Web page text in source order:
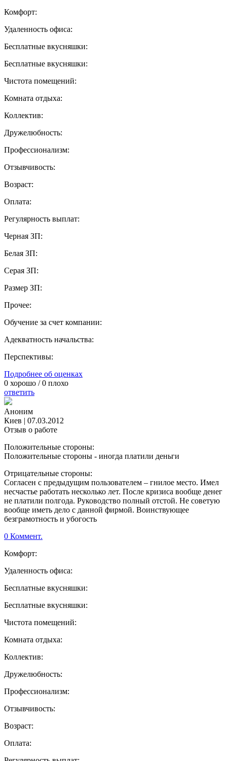
Комфорт:
Удаленность офиса:
Бесплатные вкусняшки:
Бесплатные вкусняшки:
Чистота помещений:
Комната отдыха:
Коллектив:
Дружелюбность:
Профессионализм:
Отзывчивость:
Возраст:
Оплата:
Регулярность выплат:
Черная ЗП:
Белая ЗП:
Серая ЗП:
Размер ЗП:
Прочее:
Обучение за счет компании:
Адекватность начальства:
Перспективы:
Подробнее об оценках
0 хорошо /0 плохо
ответить
Аноним
Киев | 07.03.2012
Отзыв о работе
Положительные стороны:
Положительные стороны - иногда платили деньги
Отрицательные стороны:
Согласен с предыдущим пользователем – гнилое место. Имел
несчастье работать несколько лет. После кризиса вообще денег
не платили полгода. Руководство полный отстой. Не советую
вообще иметь дело с данной фирмой. Воинствующее
безграмотность и убогость
0 Коммент.
Комфорт:
Удаленность офиса:
Бесплатные вкусняшки:
Бесплатные вкусняшки:
Чистота помещений:
Комната отдыха:
Коллектив:
Дружелюбность:
Профессионализм:
Отзывчивость:
Возраст:
Оплата: